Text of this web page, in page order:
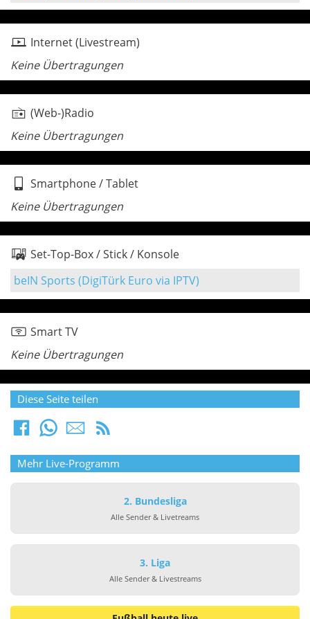
Internet (Livestream)
Keine Übertragungen
(Web-)Radio
Keine Übertragungen
Smartphone / Tablet
Keine Übertragungen
Set-Top-Box / Stick / Konsole
beIN Sports (DigiTürk Euro via IPTV)
Smart TV
Keine Übertragungen
Diese Seite teilen
Mehr Live-Programm
2. Bundesliga
Alle Sender & Livetreams
3. Liga
Alle Sender & Livestreams